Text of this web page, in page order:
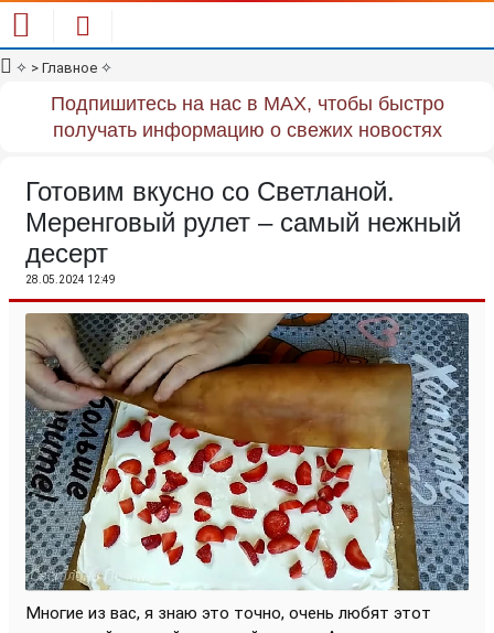
✧ > Главное ✧
Подпишитесь на нас в MAX, чтобы быстро
получать информацию о свежих новостях
Готовим вкусно со Светланой.
Меренговый рулет – самый нежный
десерт
28.05.2024 12:49
Многие из вас, я знаю это точно, очень любят этот